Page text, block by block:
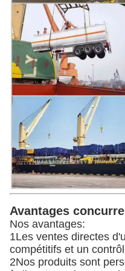
Avantages
Nos avantages:
1Les ventes directes
compétitifs et un
2Nos produits sont